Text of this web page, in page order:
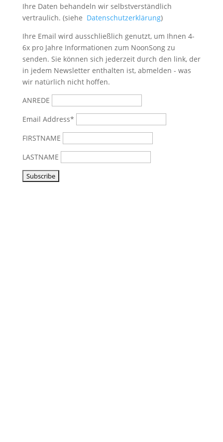
Ihre Daten behandeln wir selbstverständlich
vertraulich. (siehe Datenschutzerklärung)
Ihre Email wird ausschließlich genutzt, um Ihnen 4-
6x pro Jahre Informationen zum NoonSong zu
senden. Sie können sich jederzeit durch den link, der
in jedem Newsletter enthalten ist, abmelden - was
wir natürlich nicht hoffen.
ANREDE
Email Address*
FIRSTNAME
LASTNAME